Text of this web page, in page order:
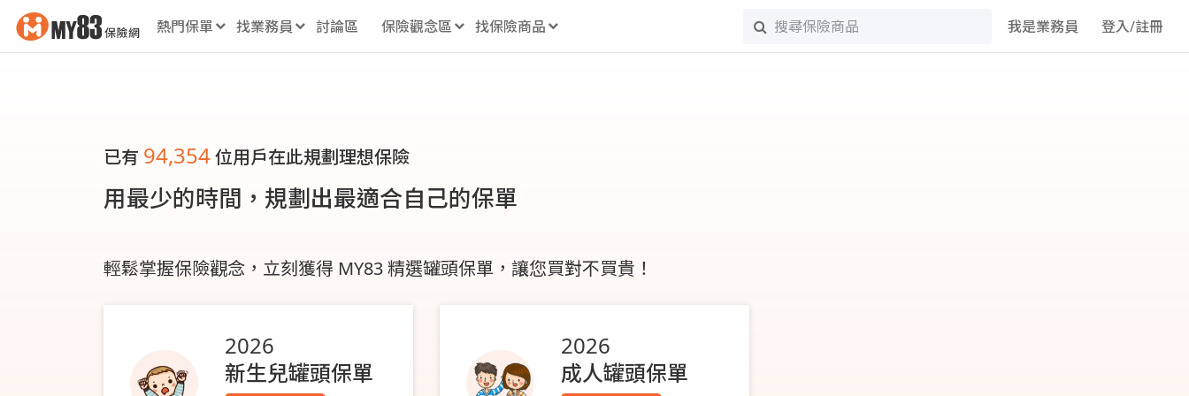
熱門保單 找業務員 討論區 保險觀念區 找保險商品 我是業務員 登入/註冊
已有 94,354位用戶在此規劃理想保險
用最少的時間，規劃出最適合自己的保單
輕鬆掌握保險觀念，立刻獲得 MY83 精選罐頭保單，讓您買對不買貴！
2026
新生兒罐頭保單
2026
成人罐頭保單